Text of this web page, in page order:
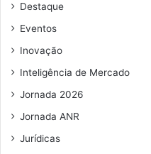
Destaque
Eventos
Inovação
Inteligência de Mercado
Jornada 2026
Jornada ANR
Jurídicas